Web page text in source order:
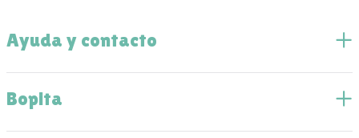
Ayuda y contacto
Bopita